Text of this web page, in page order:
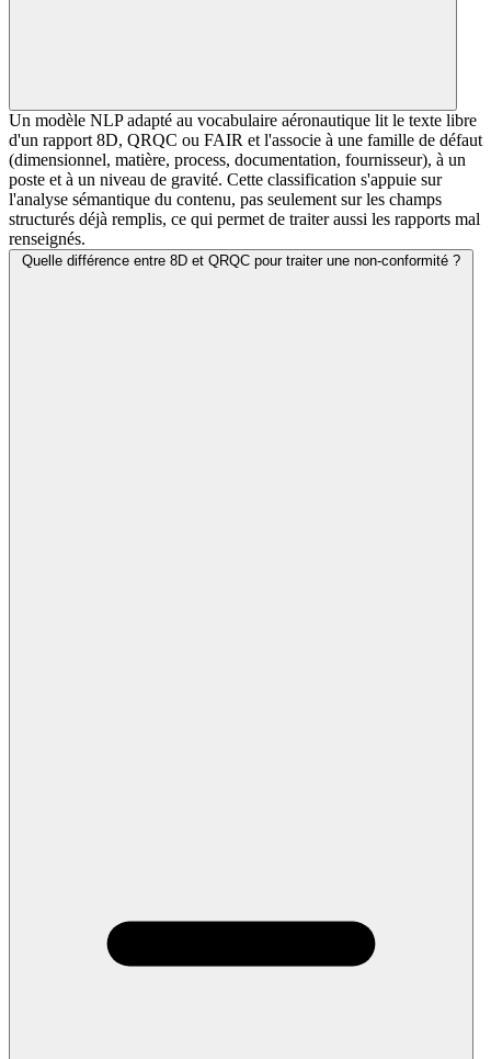
Un modèle NLP adapté au vocabulaire aéronautique lit le texte libre
d'un rapport 8D, QRQC ou FAIR et l'associe à une famille de défaut
(dimensionnel, matière, process, documentation, fournisseur), à un
poste et à un niveau de gravité. Cette classification s'appuie sur
l'analyse sémantique du contenu, pas seulement sur les champs
structurés déjà remplis, ce qui permet de traiter aussi les rapports mal
renseignés.
Quelle différence entre 8D et QRQC pour traiter une non-conformité ?